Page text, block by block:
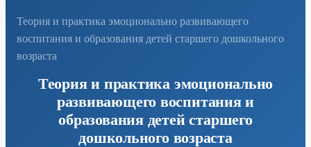
Теория и практика эмоционально развивающего
воспитания и образования детей старшего дошкольного
возраста
Теория и практика эмоционально
развивающего воспитания и
образования детей старшего
дошкольного возраста